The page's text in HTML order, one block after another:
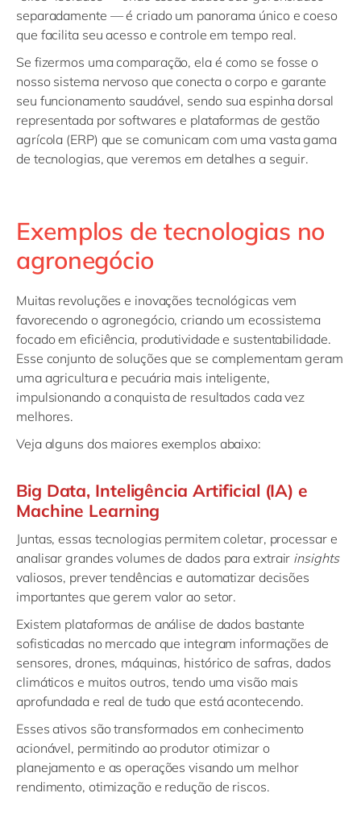
separadamente — é criado um panorama único e coeso
que facilita seu acesso e controle em tempo real.
Se fizermos uma comparação, ela é como se fosse o
nosso sistema nervoso que conecta o corpo e garante
seu funcionamento saudável, sendo sua espinha dorsal
representada por softwares e plataformas de gestão
agrícola (ERP) que se comunicam com uma vasta gama
de tecnologias, que veremos em detalhes a seguir.
Exemplos de tecnologias no
agronegócio
Muitas revoluções e inovações tecnológicas vem
favorecendo o agronegócio, criando um ecossistema
focado em eficiência, produtividade e sustentabilidade.
Esse conjunto de soluções que se complementam geram
uma agricultura e pecuária mais inteligente,
impulsionando a conquista de resultados cada vez
melhores.
Veja alguns dos maiores exemplos abaixo:
Big Data, Inteligência Artificial (IA) e
Machine Learning
Juntas, essas tecnologias permitem coletar, processar e
analisar grandes volumes de dados para extrair insights
valiosos, prever tendências e automatizar decisões
importantes que gerem valor ao setor.
Existem plataformas de análise de dados bastante
sofisticadas no mercado que integram informações de
sensores, drones, máquinas, histórico de safras, dados
climáticos e muitos outros, tendo uma visão mais
aprofundada e real de tudo que está acontecendo.
Esses ativos são transformados em conhecimento
acionável, permitindo ao produtor otimizar o
planejamento e as operações visando um melhor
rendimento, otimização e redução de riscos.